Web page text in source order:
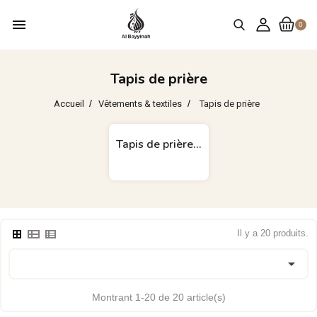
0
menu
Tapis de prière
Accueil Vêtements & textiles Tapis de prière
Tapis de prière...
Il y a 20 produits.

Montrant 1-20 de 20 article(s)